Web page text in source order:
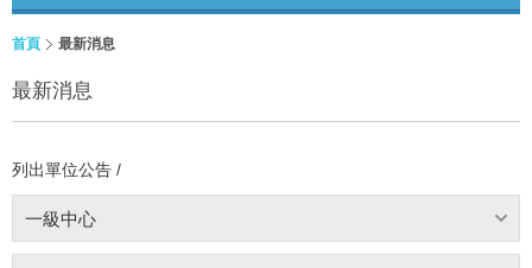
首頁 最新消息
最新消息
列出單位公告 /
一級中心